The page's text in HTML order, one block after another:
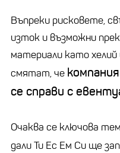
Въпреки рисковете,
изток и възможни
материали като
смятат, че
се справи с
Очаква се ключова
дали Ти Ес Ем Си ще